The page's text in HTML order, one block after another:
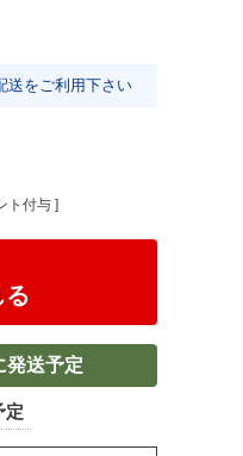
送をご利用下さい
ト付与 ]
発送予定
定